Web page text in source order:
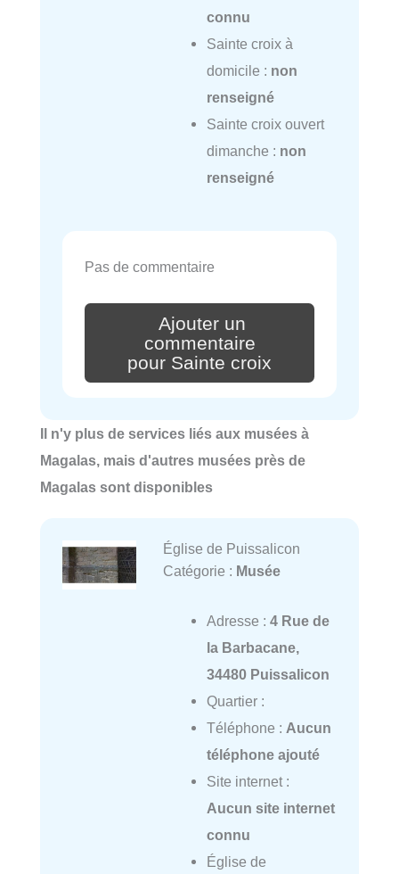
connu
Sainte croix à
domicile : non
renseigné
Sainte croix ouvert
dimanche : non
renseigné
Pas de commentaire
Ajouter un
commentaire
pour Sainte croix
Il n'y plus de services liés aux musées à
Magalas, mais d'autres musées près de
Magalas sont disponibles
Église de Puissalicon
Catégorie : Musée
Adresse : 4 Rue de
la Barbacane,
34480 Puissalicon
Quartier :
Téléphone : Aucun
téléphone ajouté
Site internet :
Aucun site internet
connu
Église de